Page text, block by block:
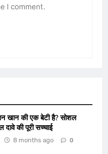
I comment.
खान की एक बेटी है? सोशल
दावे की पूरी सच्चाई
8 months ago 0